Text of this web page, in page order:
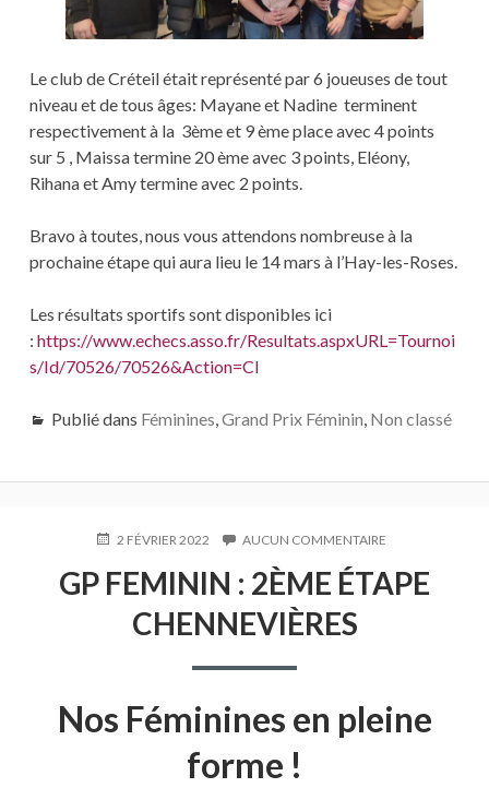
Le club de Créteil était représenté par 6 joueuses de tout
niveau et de tous âges: Mayane et Nadine terminent
respectivement à la 3ème et 9 ème place avec 4 points
sur 5 , Maissa termine 20 ème avec 3 points, Eléony,
Rihana et Amy termine avec 2 points.
Bravo à toutes, nous vous attendons nombreuse à la
prochaine étape qui aura lieu le 14 mars à l’Hay-les-Roses.
Les résultats sportifs sont disponibles ici
: https://www.echecs.asso.fr/Resultats.aspxURL=Tournoi
s/Id/70526/70526&Action=Cl
Publié dans Féminines,Grand Prix Féminin, Non classé
PUBLIÉ2 FÉVRIER 2022 AUCUN COMMENTAIRE
FEMININ
:
GP FEMININ : 2ÈME ÉTAPE
CHENNEVIÈRES
Nos Féminines en pleine
forme !